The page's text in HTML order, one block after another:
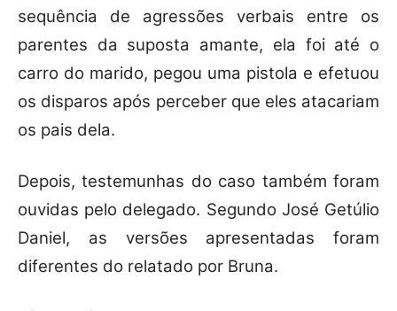
sequência de agressões verbais entre os
parentes da suposta amante, ela foi até o
carro do marido, pegou uma pistola e efetuou
os disparos após perceber que eles atacariam
os pais dela.
Depois, testemunhas do caso também foram
ouvidas pelo delegado. Segundo José Getúlio
Daniel, as versões apresentadas foram
diferentes do relatado por Bruna.